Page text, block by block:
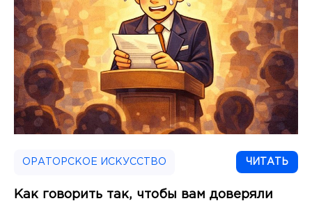
ОРАТОРСКОЕ ИСКУССТВО ЧИТАТЬ
Как говорить так, чтобы вам доверяли